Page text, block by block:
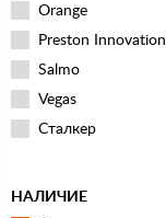
Orange
Preston Innovation
Salmo
Vegas
Сталкер
НАЛИЧИЕ